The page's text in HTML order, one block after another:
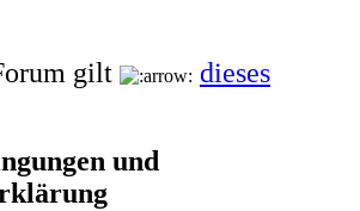
gilt
dieses
und